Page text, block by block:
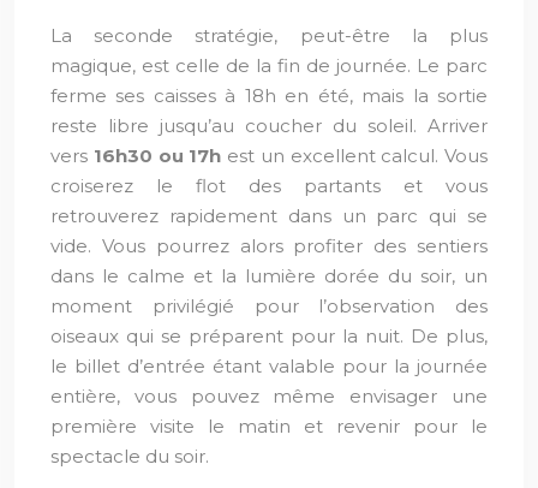
La seconde stratégie, peut-être la plus
magique, est celle de la fin de journée. Le parc
ferme ses caisses à 18h en été, mais la sortie
reste libre jusqu’au coucher du soleil. Arriver
vers 16h30 ou 17h est un excellent calcul. Vous
croiserez le flot des partants et vous
retrouverez rapidement dans un parc qui se
vide. Vous pourrez alors profiter des sentiers
dans le calme et la lumière dorée du soir, un
moment privilégié pour l’observation des
oiseaux qui se préparent pour la nuit. De plus,
le billet d’entrée étant valable pour la journée
entière, vous pouvez même envisager une
première visite le matin et revenir pour le
spectacle du soir.